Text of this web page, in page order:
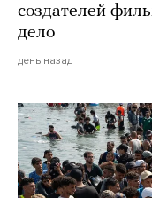
создателей
дело
день назад